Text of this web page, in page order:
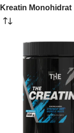
Kreatin Monohidrat